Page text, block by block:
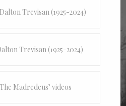
Dalton Trevisan (1925-2024)
Trevisan (1925-2024)
The Madredeus’ videos